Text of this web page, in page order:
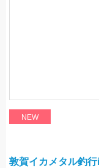
NEW
敦賀イカメタル釣